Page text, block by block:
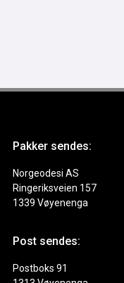
Pakker sendes:
Norgeodesi AS
Ringeriksveien 157
1339 Vøyenenga
Post sendes:
Postboks 91